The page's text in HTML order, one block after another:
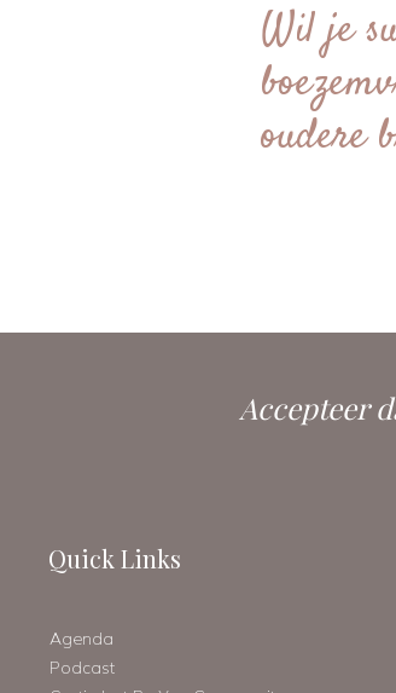
Wil je
oudere
Accepteer
Quick Links
Agenda
Podcast